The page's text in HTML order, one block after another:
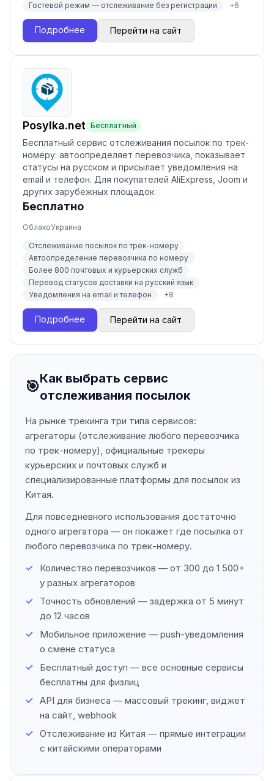
Гостевой режим — отслеживание без регистрации
+6
Подробнее Перейти на сайт
Posylka.net Бесплатный
Бесплатный сервис отслеживания посылок по трек-
номеру: автоопределяет перевозчика, показывает
статусы на русском и присылает уведомления на
email и телефон. Для покупателей AliExpress, Joom и
других зарубежных площадок.
Бесплатно
ОблакоУкраина
Отслеживание посылок по трек-номеру
Автоопределение перевозчика по номеру
Более 800 почтовых и курьерских служб
Перевод статусов доставки на русский язык
Уведомления на email и телефон
+8
Подробнее Перейти на сайт
🎯Как выбрать сервис
отслеживания посылок
На рынке трекинга три типа сервисов:
агрегаторы (отслеживание любого перевозчика
по трек-номеру), официальные трекеры
курьерских и почтовых служб и
специализированные платформы для посылок из
Китая.
Для повседневного использования достаточно
одного агрегатора — он покажет где посылка от
любого перевозчика по трек-номеру.
Количество перевозчиков — от 300 до 1 500+
у разных агрегаторов
Точность обновлений — задержка от 5 минут
до 12 часов
Мобильное приложение — push-уведомления
о смене статуса
Бесплатный доступ — все основные сервисы
бесплатны для физлиц
API для бизнеса — массовый трекинг, виджет
на сайт, webhook
Отслеживание из Китая — прямые интеграции
с китайскими операторами